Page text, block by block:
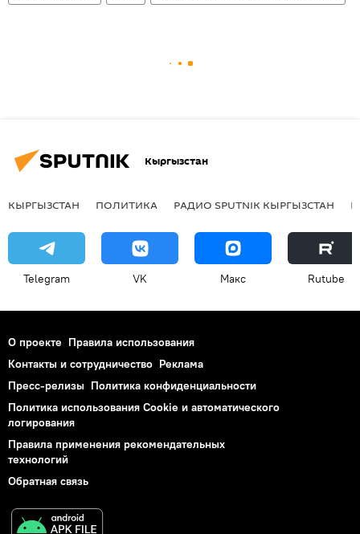
Кыргызстан
КЫРГЫЗСТАН ПОЛИТИКА РАДИО SPUTNIK КЫРГЫЗСТАН
Telegram VK Макс Rutube
О проекте Правила использования
Контакты и сотрудничество Реклама
Пресс-релизы Политика конфиденциальности
Политика использования Cookie и автоматического
логирования
Правила применения рекомендательных
технологий
Обратная связь